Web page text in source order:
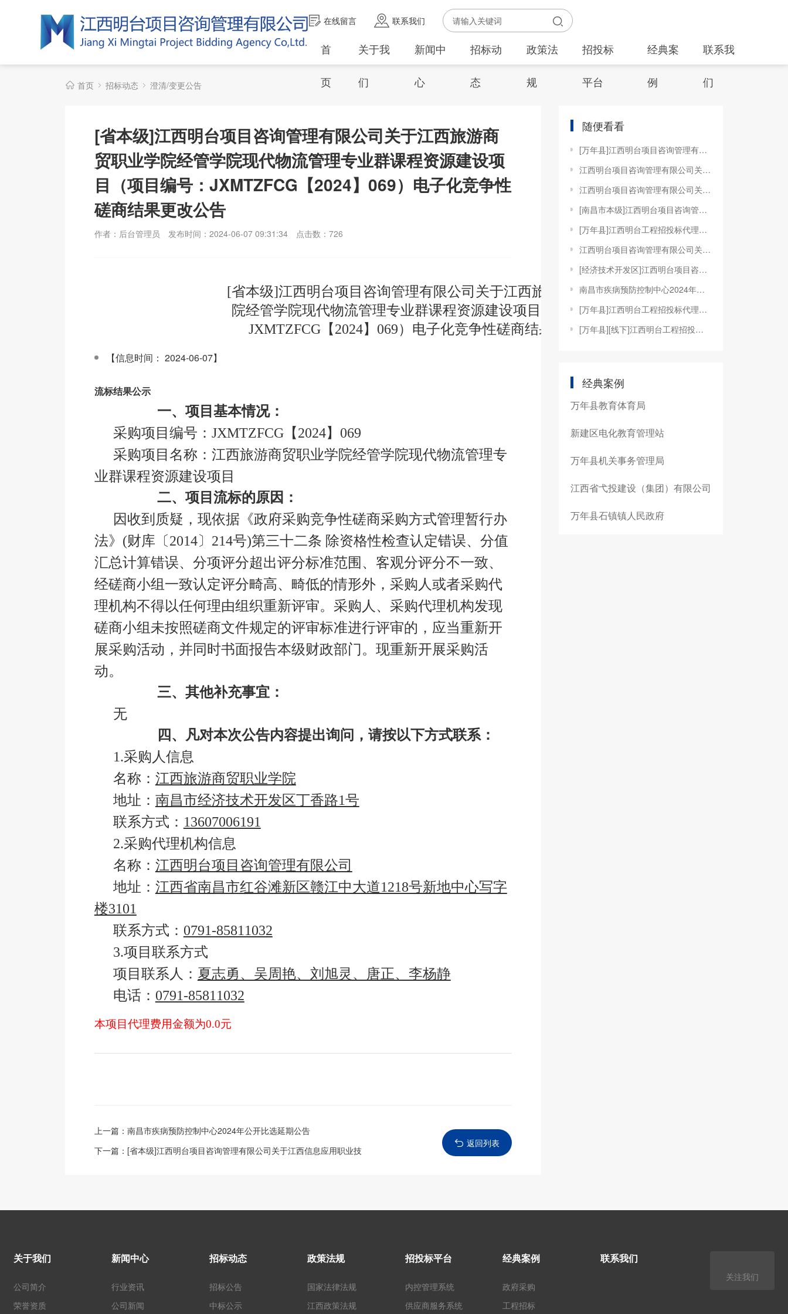
在线留言 联系我们
首
页
关于我
们
新闻中
心
招标动
态
政策法
规
招投标
平台
经典案
例
联系我
们
首页 招标动态 澄清/变更公告
[省本级]江西明台项目咨询管理有限公司关于江西旅游商
贸职业学院经管学院现代物流管理专业群课程资源建设项
目（项目编号：JXMTZFCG【2024】069）电子化竞争性
磋商结果更改公告
作者：后台管理员 发布时间：2024-06-07 09:31:34 点击数： 726
[省本级]江西明台项目咨询管理有限公司关于江西旅游商贸职业学
院经管学院现代物流管理专业群课程资源建设项目（项目编号：
JXMTZFCG【2024】069）电子化竞争性磋商结果更改公告
【信息时间： 2024-06-07】
流标结果公示
一、项目基本情况：
采购项目编号：JXMTZFCG【2024】069
采购项目名称：江西旅游商贸职业学院经管学院现代物流管理专
业群课程资源建设项目
二、项目流标的原因：
因收到质疑，现依据《政府采购竞争性磋商采购方式管理暂行办
法》(财库〔2014〕214号)第三十二条 除资格性检查认定错误、分值
汇总计算错误、分项评分超出评分标准范围、客观分评分不一致、
经磋商小组一致认定评分畸高、畸低的情形外，采购人或者采购代
理机构不得以任何理由组织重新评审。采购人、采购代理机构发现
磋商小组未按照磋商文件规定的评审标准进行评审的，应当重新开
展采购活动，并同时书面报告本级财政部门。现重新开展采购活
动。
三、其他补充事宜：
无
四、凡对本次公告内容提出询问，请按以下方式联系：
1.采购人信息
名称： 江西旅游商贸职业学院
地址： 南昌市经济技术开发区丁香路1号
联系方式： 13607006191
2.采购代理机构信息
名称： 江西明台项目咨询管理有限公司
地址： 江西省南昌市红谷滩新区赣江中大道1218号新地中心写字
楼3101
联系方式： 0791-85811032
3.项目联系方式
项目联系人： 夏志勇、吴周艳、刘旭灵、唐正、李杨静
电话： 0791-85811032
本项目代理费用金额为0.0元
上一篇： 南昌市疾病预防控制中心2024年公开比选延期公告
下一篇： [省本级]江西明台项目咨询管理有限公司关于江西信息应用职业技
返回列表
随便看看
[万年县]江西明台项目咨询管理有限公司关于万年县疾病预防控制中心水质检测实验室能力提升采购设备项目（JXMTZFCG【2022】073）的电子化公开招标变更公告
江西明台项目咨询管理有限公司关于南昌市城市管理和综合执法局南昌泉岭餐厨垃圾处理厂PPP项目咨询机构服务（JXMTZFCG【2022】016）的竞争性磋商延期公告
江西明台项目咨询管理有限公司关于江西旅游商贸职业学院机建学院人工智能前端开发实训室建设项目（JXMTZFCG【2024】140）竞争性谈判更正公告
[南昌市本级]江西明台项目咨询管理有限公司关于南昌健康职业技术学院九龙湖校区生物化学实验设备购置（JXMTZFCG【2024】148）的电子化竞争性磋商更正公告
[万年县]江西明台工程招投标代理有限公司关于万年县农业农村局渔政执法装备采购项目（JXMTZFCG【2021】058）的电子化公开招标变更公告
江西明台项目咨询管理有限公司关于豫章师范学院喻宜萱纪念馆及非遗文化展厅文化氛围创设项目（JXMTZFCG【2024】175）竞争性谈判成交公告第二次更改公告
[经济技术开发区]江西明台项目咨询管理有限公司关于上罗和谐家园幼儿园设备采购项目（项目编号：JXMTZFCG【2023】H01304）电子化公开招标变更公告
南昌市疾病预防控制中心2024年公开比选延期公告
[万年县]江西明台工程招投标代理有限公司受万年县机关事务管理局委托，就其办公大楼物业服务采购项目（招标编号：JXMTZFCG【2019】001）实行电子化公开招标变更公告
[万年县][线下]江西明台工程招投标代理有限公司关于万年县民政局万年县困难群众实物救助物资采购（米油类）竞争性谈判的变更公告
经典案例
万年县教育体育局
新建区电化教育管理站
万年县机关事务管理局
江西省弋投建设（集团）有限公司
万年县石镇镇人民政府
关于我们
公司简介
荣誉资质
新闻中心
行业资讯
公司新闻
招标动态
招标公告
中标公示
政策法规
国家法律法规
江西政策法规
招投标平台
内控管理系统
供应商服务系统
经典案例
政府采购
工程招标
联系我们
关注我们